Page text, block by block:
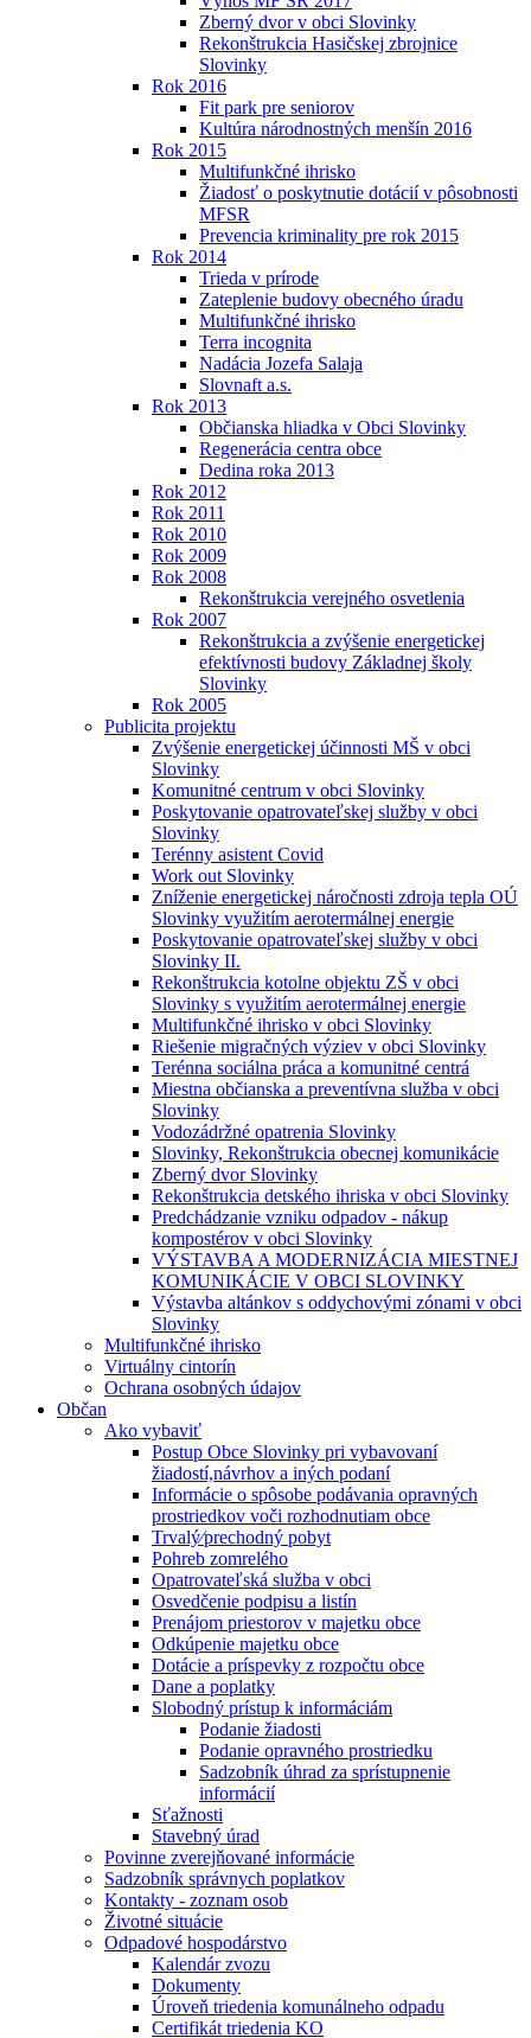
Zberný dvor v obci Slovinky
Rekonštrukcia Hasičskej zbrojnice
Slovinky
Rok 2016
Fit park pre seniorov
Kultúra národnostných menšín 2016
Rok 2015
Multifunkčné ihrisko
Žiadosť o poskytnutie dotácií v pôsobnosti
MFSR
Prevencia kriminality pre rok 2015
Rok 2014
Trieda v prírode
Zateplenie budovy obecného úradu
Multifunkčné ihrisko
Terra incognita
Nadácia Jozefa Salaja
Slovnaft a.s.
Rok 2013
Občianska hliadka v Obci Slovinky
Regenerácia centra obce
Dedina roka 2013
Rok 2012
Rok 2011
Rok 2010
Rok 2009
Rok 2008
Rekonštrukcia verejného osvetlenia
Rok 2007
Rekonštrukcia a zvýšenie energetickej
efektívnosti budovy Základnej školy
Slovinky
Rok 2005
Publicita projektu
Zvýšenie energetickej účinnosti MŠ v obci
Slovinky
Komunitné centrum v obci Slovinky
Poskytovanie opatrovateľskej služby v obci
Slovinky
Terénny asistent Covid
Work out Slovinky
Zníženie energetickej náročnosti zdroja tepla OÚ
Slovinky využitím aerotermálnej energie
Poskytovanie opatrovateľskej služby v obci
Slovinky II.
Rekonštrukcia kotolne objektu ZŠ v obci
Slovinky s využitím aerotermálnej energie
Multifunkčné ihrisko v obci Slovinky
Riešenie migračných výziev v obci Slovinky
Terénna sociálna práca a komunitné centrá
Miestna občianska a preventívna služba v obci
Slovinky
Vodozádržné opatrenia Slovinky
Slovinky, Rekonštrukcia obecnej komunikácie
Zberný dvor Slovinky
Rekonštrukcia detského ihriska v obci Slovinky
Predchádzanie vzniku odpadov - nákup
kompostérov v obci Slovinky
VÝSTAVBA A MODERNIZÁCIA MIESTNEJ
KOMUNIKÁCIE V OBCI SLOVINKY
Výstavba altánkov s oddychovými zónami v obci
Slovinky
Multifunkčné ihrisko
Virtuálny cintorín
Ochrana osobných údajov
Občan
Ako vybaviť
Postup Obce Slovinky pri vybavovaní
žiadostí,návrhov a iných podaní
Informácie o spôsobe podávania opravných
prostriedkov voči rozhodnutiam obce
Trvalý⁄prechodný pobyt
Pohreb zomrelého
Opatrovateľská služba v obci
Osvedčenie podpisu a listín
Prenájom priestorov v majetku obce
Odkúpenie majetku obce
Dotácie a príspevky z rozpočtu obce
Dane a poplatky
Slobodný prístup k informáciám
Podanie žiadosti
Podanie opravného prostriedku
Sadzobník úhrad za sprístupnenie
informácií
Sťažnosti
Stavebný úrad
Povinne zverejňované informácie
Sadzobník správnych poplatkov
Kontakty - zoznam osob
Životné situácie
Odpadové hospodárstvo
Kalendár zvozu
Dokumenty
Úroveň triedenia komunálneho odpadu
Certifikát triedenia KO